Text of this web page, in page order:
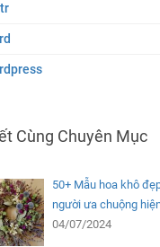
Cùng Chuyên Mục
50+ Mẫu hoa khô
người ưa chuộng
04/07/2024